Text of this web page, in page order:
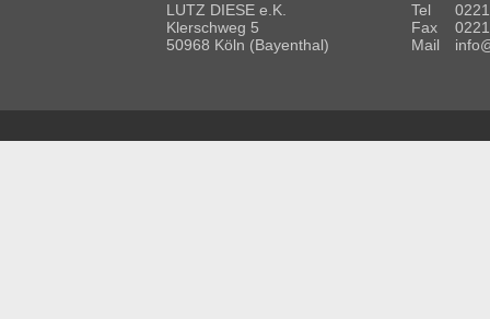
LUTZ DIESE e.K.
Klerschweg 5
50968 Köln (Bayenthal)
Tel
Fax
Mail